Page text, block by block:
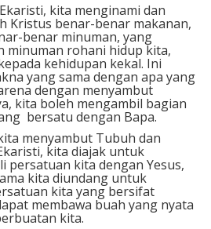
kita menginami dan
Kristus benar-benar makanan,
benar minuman, yang
minuman rohani hidup kita,
kehidupan kekal. Ini
yang sama dengan apa yang
dengan menyambut
kita boleh mengambil bagian
bersatu dengan Bapa.
menyambut Tubuh dan
kita diajak untuk
persatuan kita dengan Yesus,
kita diundang untuk
kita yang bersifat
membawa buah yang nyata
kita.